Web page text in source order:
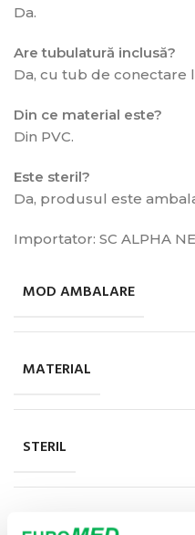
Da.
Are tubulatură inclusă?
Da, cu tub de conectare
Din ce material este?
Din PVC.
Este steril?
Da, produsul este
Importator: SC ALPHA
MOD AMBALARE
MATERIAL
STERIL
MARCAJ